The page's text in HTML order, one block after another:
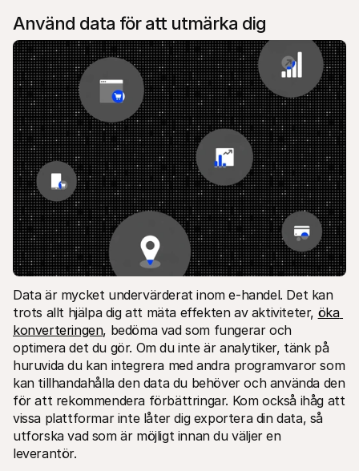
Använd data för att utmärka dig
Data är mycket undervärderat inom e-handel. Det kan
trots allt hjälpa dig att mäta effekten av aktiviteter, öka
konverteringen, bedöma vad som fungerar och
optimera det du gör. Om du inte är analytiker, tänk på
huruvida du kan integrera med andra programvaror som
kan tillhandahålla den data du behöver och använda den
för att rekommendera förbättringar. Kom också ihåg att
vissa plattformar inte låter dig exportera din data, så
utforska vad som är möjligt innan du väljer en
leverantör.